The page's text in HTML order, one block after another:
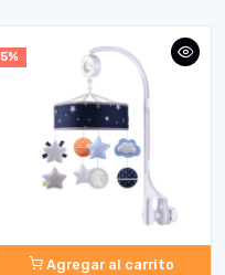
5%
Agregar al carrito